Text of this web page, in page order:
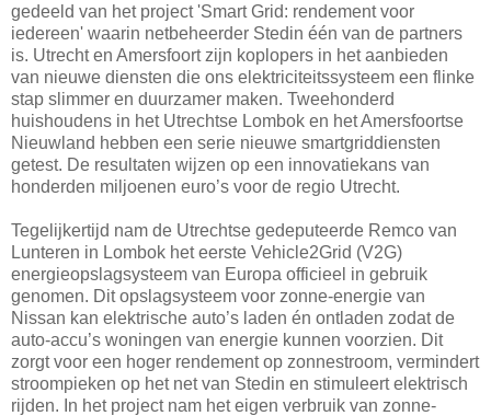
gedeeld van het project 'Smart Grid: rendement voor
iedereen' waarin netbeheerder Stedin één van de partners
is. Utrecht en Amersfoort zijn koplopers in het aanbieden
van nieuwe diensten die ons elektriciteitssysteem een flinke
stap slimmer en duurzamer maken. Tweehonderd
huishoudens in het Utrechtse Lombok en het Amersfoortse
Nieuwland hebben een serie nieuwe smartgriddiensten
getest. De resultaten wijzen op een innovatiekans van
honderden miljoenen euro’s voor de regio Utrecht.
Tegelijkertijd nam de Utrechtse gedeputeerde Remco van
Lunteren in Lombok het eerste Vehicle2Grid (V2G)
energieopslagsysteem van Europa officieel in gebruik
genomen. Dit opslagsysteem voor zonne-energie van
Nissan kan elektrische auto’s laden én ontladen zodat de
auto-accu’s woningen van energie kunnen voorzien. Dit
zorgt voor een hoger rendement op zonnestroom, vermindert
stroompieken op het net van Stedin en stimuleert elektrisch
rijden. In het project nam het eigen verbruik van zonne-